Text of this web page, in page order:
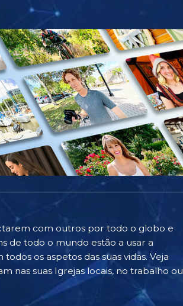
com outros por todo o globo e
de todo o mundo estão a usar a
os aspetos das suas vidas. Veja
nas suas Igrejas locais, no trabalho ou